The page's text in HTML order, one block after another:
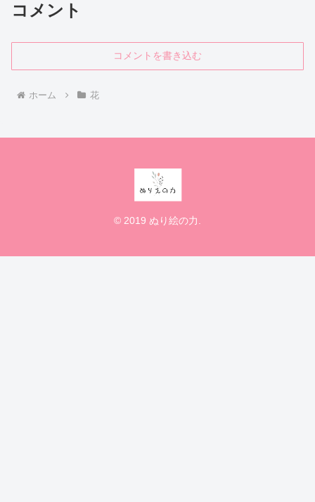
コメント
コメントを書き込む
ホーム 花
© 2019 ぬり絵の力.